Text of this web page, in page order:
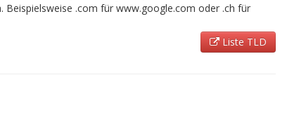
Beispielsweise .com für www.google.com oder .ch für
Liste TLD